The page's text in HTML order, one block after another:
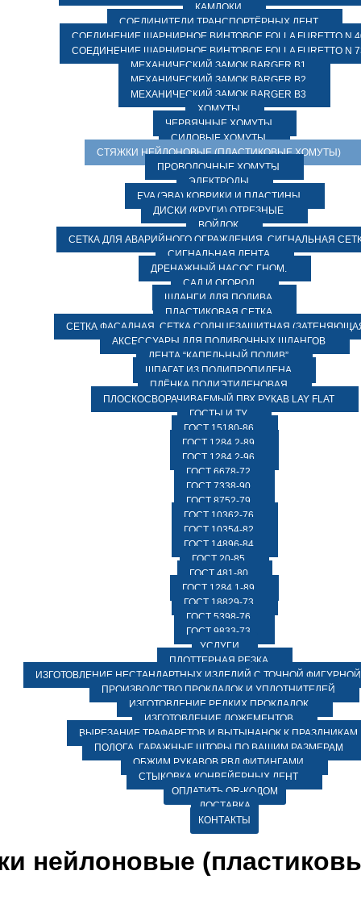
КАМЛОКИ
СОЕДИНИТЕЛИ ТРАНСПОРТЁРНЫХ ЛЕНТ
СОЕДИНЕНИЕ ШАРНИРНОЕ ВИНТОВОЕ FOLLA FURETTO N
СОЕДИНЕНИЕ ШАРНИРНОЕ ВИНТОВОЕ FOLLA FURETTO N
МЕХАНИЧЕСКИЙ ЗАМОК BARGER B1
МЕХАНИЧЕСКИЙ ЗАМОК BARGER B2
МЕХАНИЧЕСКИЙ ЗАМОК BARGER B3
ХОМУТЫ
ЧЕРВЯЧНЫЕ ХОМУТЫ
СИЛОВЫЕ ХОМУТЫ
СТЯЖКИ НЕЙЛОНОВЫЕ (ПЛАСТИКОВЫЕ ХОМУТЫ)
ПРОВОЛОЧНЫЕ ХОМУТЫ
ЭЛЕКТРОДЫ
EVA (ЭВА) КОВРИКИ И ПЛАСТИНЫ
ДИСКИ (КРУГИ) ОТРЕЗНЫЕ
ВОЙЛОК
СЕТКА ДЛЯ АВАРИЙНОГО ОГРАЖДЕНИЯ, СИГНАЛЬНАЯ
СИГНАЛЬНАЯ ЛЕНТА
ДРЕНАЖНЫЙ НАСОС ГНОМ.
САД И ОГОРОД
ШЛАНГИ ДЛЯ ПОЛИВА
ПЛАСТИКОВАЯ СЕТКА
СЕТКА ФАСАДНАЯ. СЕТКА СОЛНЦЕЗАЩИТНАЯ
АКСЕССУАРЫ ДЛЯ ПОЛИВОЧНЫХ ШЛАНГОВ
ЛЕНТА “КАПЕЛЬНЫЙ ПОЛИВ”
ШПАГАТ ИЗ ПОЛИПРОПИЛЕНА
ПЛЁНКА ПОЛИЭТИЛЕНОВАЯ
ПЛОСКОСВОРАЧИВАЕМЫЙ ПВХ РУКАВ LAY FLAT
ГОСТЫ И ТУ
ГОСТ 15180-86
ГОСТ 1284.2-89
ГОСТ 1284.2-96
ГОСТ 6678-72
ГОСТ 7338-90
ГОСТ 8752-79
ГОСТ 10362-76
ГОСТ 10354-82
ГОСТ 14896-84
ГОСТ 20-85
ГОСТ 481-80
ГОСТ 1284.1-89
ГОСТ 18829-73
ГОСТ 5398-76
ГОСТ 9833-73
УСЛУГИ
ПЛОТТЕРНАЯ РЕЗКА
ИЗГОТОВЛЕНИЕ НЕСТАНДАРТНЫХ ИЗДЕЛИЙ С ТОЧНОЙ ФИГУРНОЙ
ПРОИЗВОДСТВО ПРОКЛАДОК И УПЛОТНИТЕЛЕЙ
ИЗГОТОВЛЕНИЕ РЕДКИХ ПРОКЛАДОК
ИЗГОТОВЛЕНИЕ ЛОЖЕМЕНТОВ
ВЫРЕЗАНИЕ ТРАФАРЕТОВ И ВЫТЫНАНОК К ПРАЗДНИКАМ
ПОЛОГА, ГАРАЖНЫЕ ШТОРЫ ПО ВАШИМ РАЗМЕРАМ
ОБЖИМ РУКАВОВ РВД ФИТИНГАМИ
СТЫКОВКА КОНВЕЙЕРНЫХ ЛЕНТ
ОПЛАТИТЬ QR-КОДОМ
ДОСТАВКА
КОНТАКТЫ
нейлоновые